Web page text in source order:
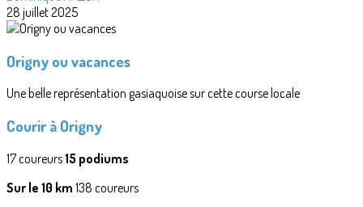
28 juillet 2025
Origny ou vacances
Une belle représentation gasiaquoise sur cette course locale
Courir à Origny
17 coureurs15 podiums
Sur le 10 km 138 coureurs